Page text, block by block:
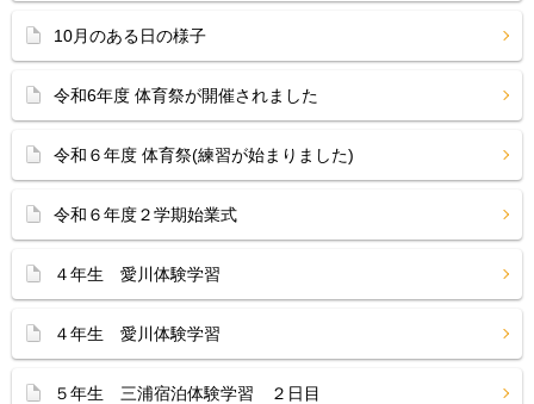
10月のある日の様子
令和6年度 体育祭が開催されました
令和６年度 体育祭(練習が始まりました)
令和６年度２学期始業式
４年生 愛川体験学習
４年生 愛川体験学習
５年生 三浦宿泊体験学習 ２日目